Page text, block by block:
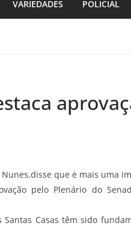
VARIEDADES POLICIAL
Nunes,disse que ė mais uma
pelo Plenário do
Casas têm sido